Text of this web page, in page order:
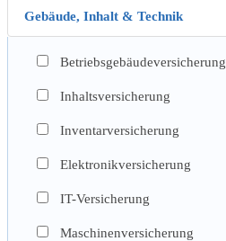
Gebäude, Inhalt & Technik
Betriebsgebäudeversicherung
Inhaltsversicherung
Inventarversicherung
Elektronikversicherung
IT-Versicherung
Maschinenversicherung